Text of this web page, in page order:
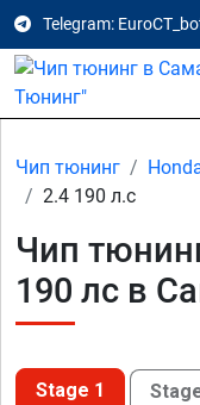
Telegram:
Чип тюнинг
2.4 190 л.с
Чип
190 лс в
Stage 1